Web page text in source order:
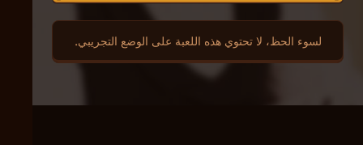
لسوء الحظ، لا تحتوي هذه اللعبة على الوضع التجريبي.